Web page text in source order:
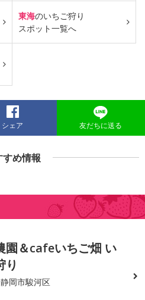
東海のいちご狩り
スポット一覧へ
シェア 友だちに送る
すめ情報
園＆cafeいちご畑 い
り
岡市駿河区